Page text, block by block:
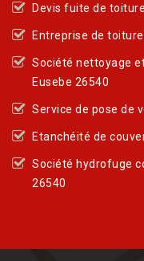
Devis fuite de
Entreprise de
Société nettoyage
Eusebe 26540
Service de pose de
Etanchéité de
Société hydrofuge
26540